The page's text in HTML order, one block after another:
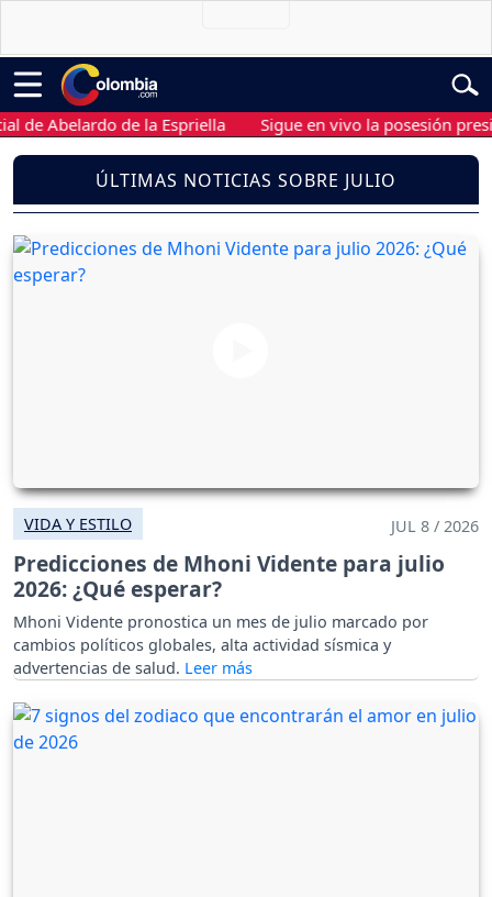
de la Espriella Sigue en vivo la posesión
ÚLTIMAS NOTICIAS SOBRE JULIO
VIDA Y ESTILO JUL 8 / 2026
Predicciones de Mhoni Vidente para julio
2026: ¿Qué esperar?
Mhoni Vidente pronostica un mes de julio marcado por
cambios políticos globales, alta actividad sísmica y
advertencias de salud.